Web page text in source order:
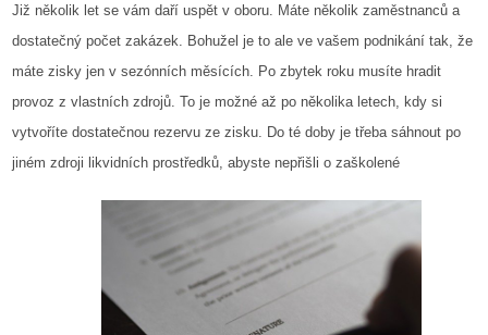
Již několik let se vám daří uspět v oboru. Máte několik zaměstnanců a
dostatečný počet zakázek. Bohužel je to ale ve vašem podnikání tak, že
máte zisky jen v sezónních měsících. Po zbytek roku musíte hradit
provoz z vlastních zdrojů. To je možné až po několika letech, kdy si
vytvoříte dostatečnou rezervu ze zisku. Do té doby je třeba sáhnout po
jiném zdroji likvidních prostředků, abyste nepřišli o zaškolené